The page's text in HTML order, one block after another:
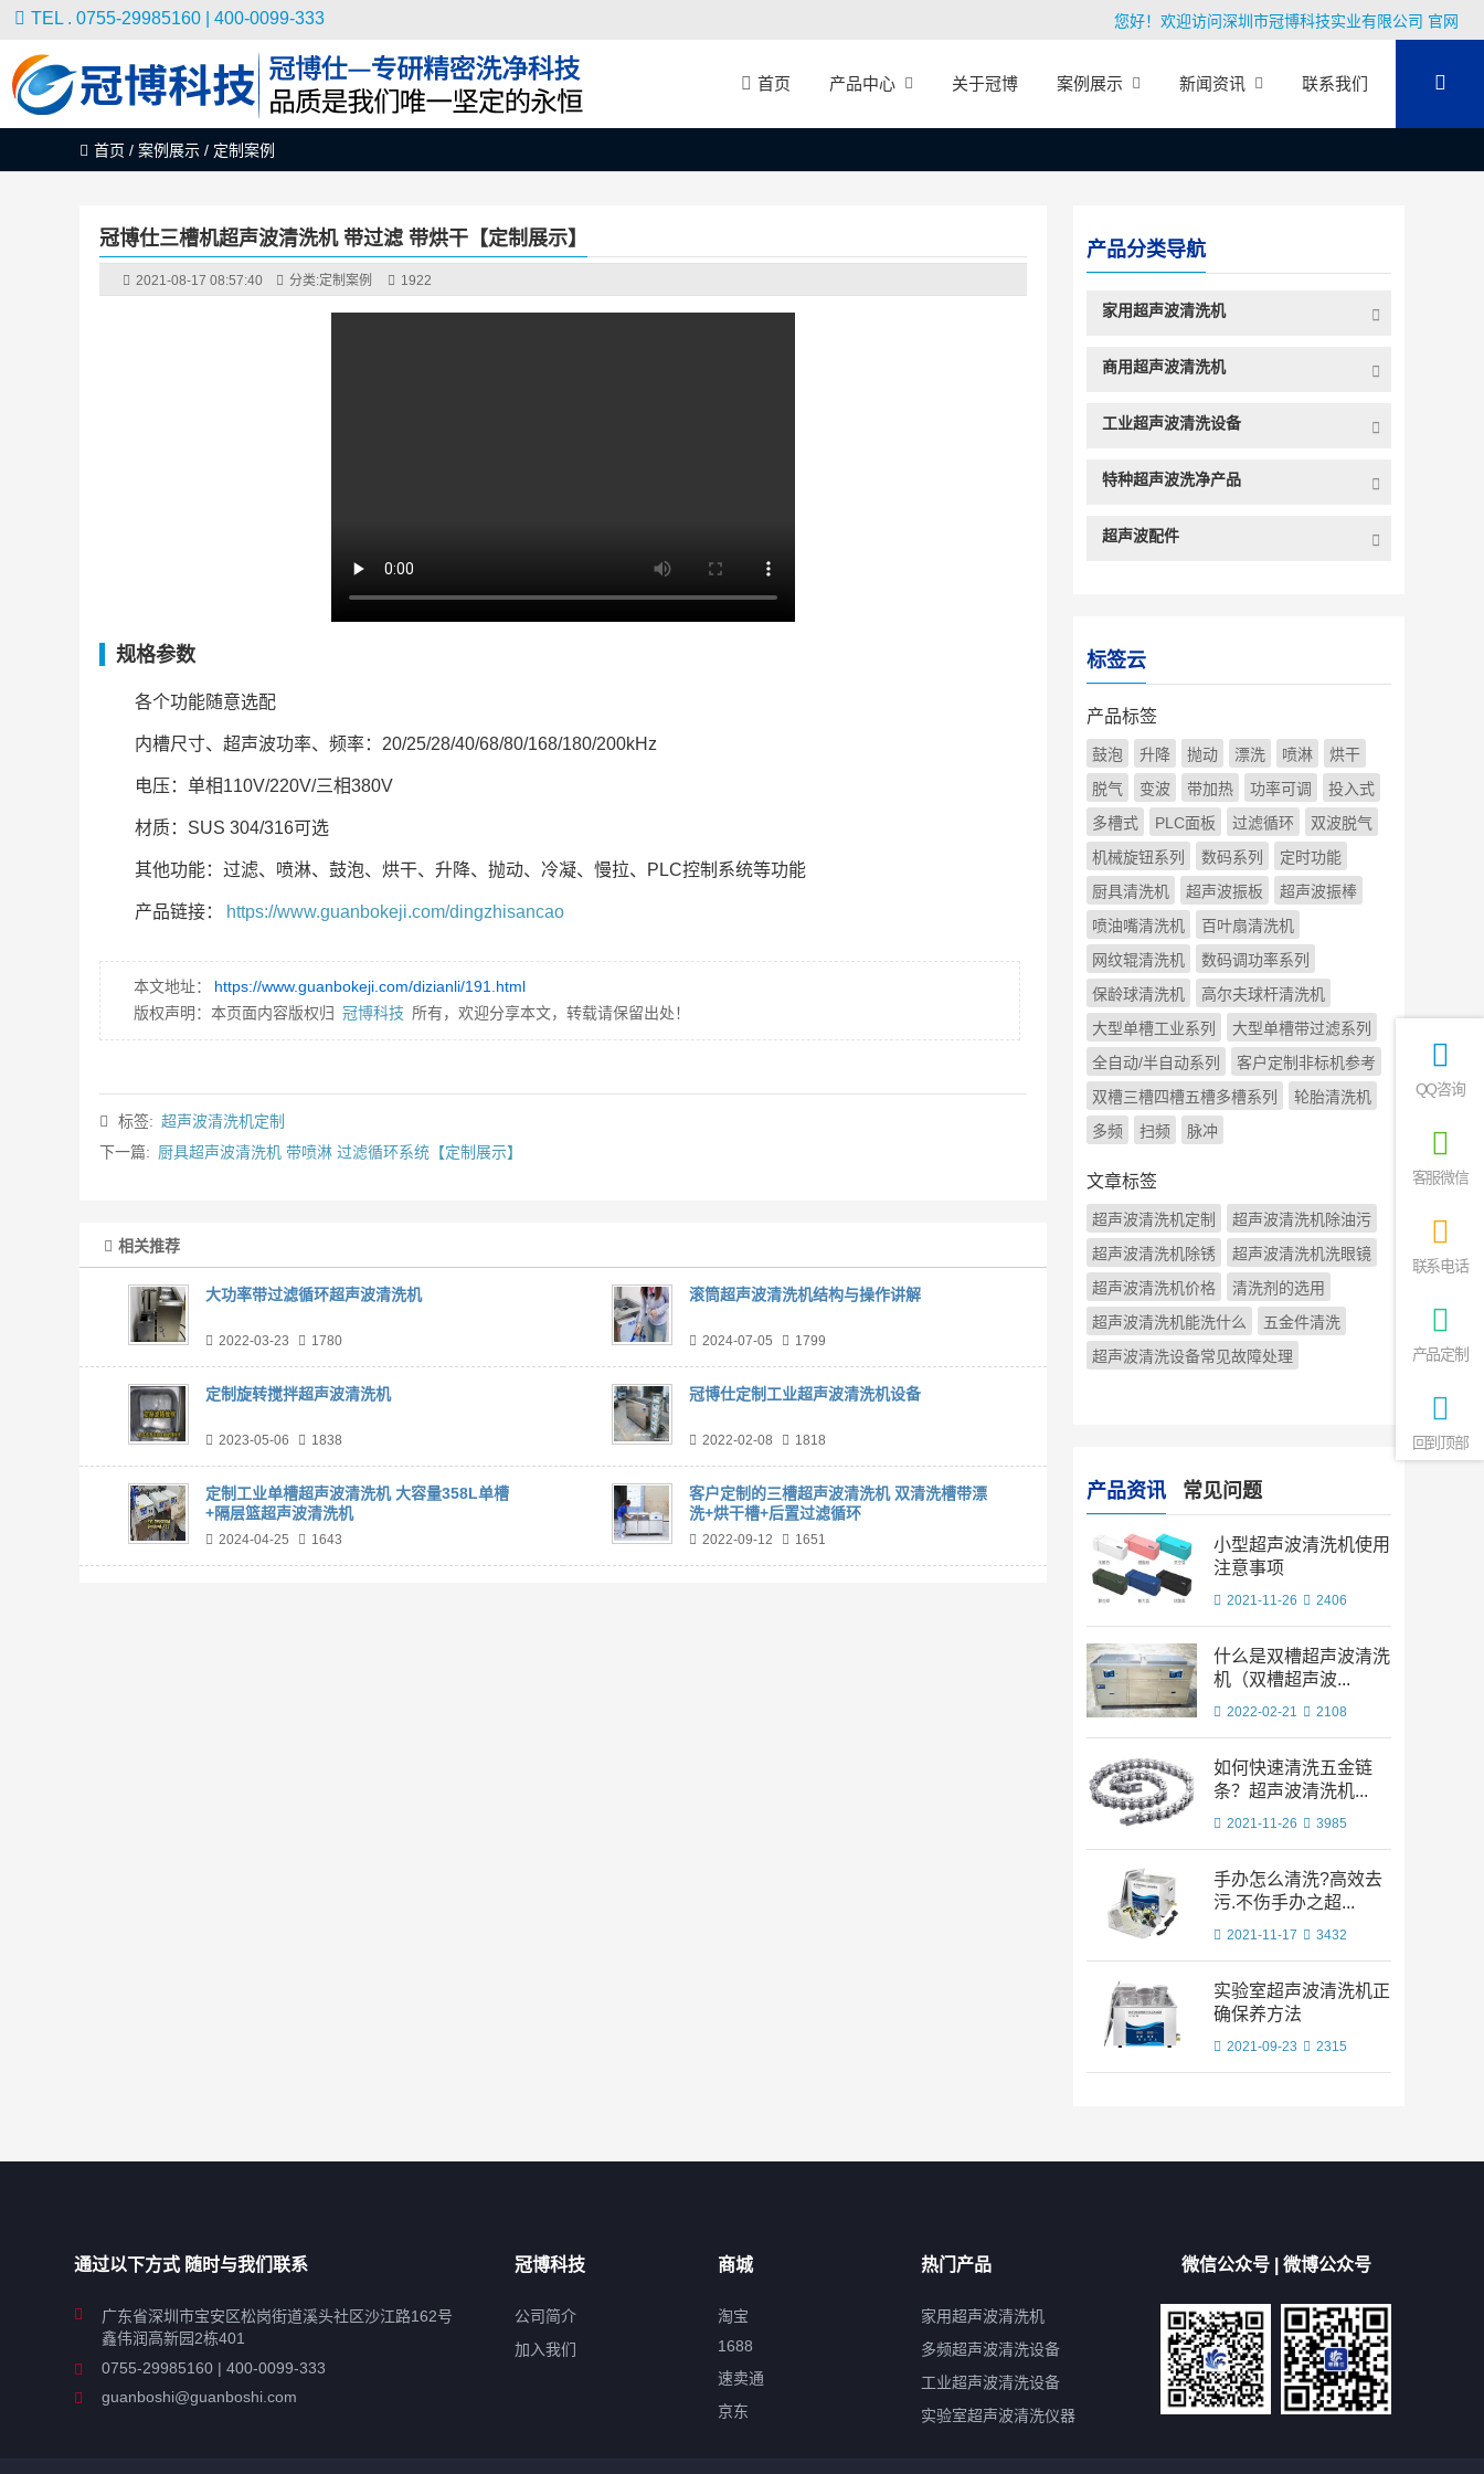
TEL . 0755-29985160 | 400-0099-333 您好！欢迎访问深圳市冠博科技实业有限公司 官网
首页 产品中心 关于冠博 案例展示 新闻资讯 联系我们
首页 / 案例展示 / 定制案例
冠博仕三槽机超声波清洗机 带过滤 带烘干【定制展示】
2021-08-17 08:57:40 分类:定制案例 1922
规格参数
各个功能随意选配
内槽尺寸、超声波功率、频率：20/25/28/40/68/80/168/180/200kHz
电压：单相110V/220V/三相380V
材质：SUS 304/316可选
其他功能：过滤、喷淋、鼓泡、烘干、升降、抛动、冷凝、慢拉、PLC控制系统等功能
产品链接： https://www.guanbokeji.com/dingzhisancao
本文地址：
https://www.guanbokeji.com/dizianli/191.html
版权声明：本页面内容版权归 冠博科技 所有，欢迎分享本文，转载请保留出处！
标签: 超声波清洗机定制
下一篇: 厨具超声波清洗机 带喷淋 过滤循环系统【定制展示】
相关推荐
大功率带过滤循环超声波清洗机
2022-03-23 1780
滚筒超声波清洗机结构与操作讲解
2024-07-05 1799
定制旋转搅拌超声波清洗机
2023-05-06 1838
冠博仕定制工业超声波清洗机设备
2022-02-08 1818
定制工业单槽超声波清洗机 大容量358L单槽
+隔层篮超声波清洗机
2024-04-25 1643
客户定制的三槽超声波清洗机 双清洗槽带漂
洗+烘干槽+后置过滤循环
2022-09-12 1651
产品分类导航
家用超声波清洗机
商用超声波清洗机
工业超声波清洗设备
特种超声波洗净产品
超声波配件
标签云
产品标签
鼓泡 升降 抛动 漂洗 喷淋
烘干
脱气
变波 带加热 功率可调
投入式
多槽式
PLC面板 过滤循环
双波脱气
机械旋钮系列
数码系列
定时功能
厨具清洗机
超声波振板
超声波振棒
喷油嘴清洗机
百叶扇清洗机
网纹辊清洗机
数码调功率系列
保龄球清洗机
高尔夫球杆清洗机
大型单槽工业系列
大型单槽带过滤系列
全自动/半自动系列
客户定制非标机参考
双槽三槽四槽五槽多槽系列
轮胎清洗机
多频
扫频 脉冲
文章标签
超声波清洗机定制
超声波清洗机除油污
超声波清洗机除锈
超声波清洗机洗眼镜
超声波清洗机价格
清洗剂的选用
超声波清洗机能洗什么
五金件清洗
超声波清洗设备常见故障处理
产品资讯 常见问题
小型超声波清洗机使用
注意事项
2021-11-26 2406
什么是双槽超声波清洗
机（双槽超声波...
2022-02-21 2108
如何快速清洗五金链
条？超声波清洗机...
2021-11-26 3985
手办怎么清洗?高效去
污.不伤手办之超...
2021-11-17 3432
实验室超声波清洗机正
确保养方法
2021-09-23 2315
通过以下方式 随时与我们联系
广东省深圳市宝安区松岗街道溪头社区沙江路162号
鑫伟润高新园2栋401
0755-29985160 | 400-0099-333
guanboshi@guanboshi.com
冠博科技
公司简介
加入我们
商城
淘宝
1688
速卖通
京东
热门产品
家用超声波清洗机
多频超声波清洗设备
工业超声波清洗设备
实验室超声波清洗仪器
微信公众号 | 微博公众号
QQ咨询
客服微信
联系电话
产品定制
回到顶部